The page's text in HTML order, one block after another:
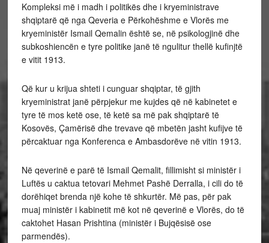
Kompleksi më i madh i politikës dhe i kryeministrave
shqiptarë që nga Qeveria e Përkohëshme e Vlorës me
kryeministër Ismail Qemalin është se, në psikologjinë dhe
subkoshiencën e tyre politike janë të ngulitur thellë kufinjtë
e vitit 1913.
Që kur u krijua shteti i cunguar shqiptar, të gjith
kryeministrat janë përpjekur me kujdes që në kabinetet e
tyre të mos ketë ose, të ketë sa më pak shqiptarë të
Kosovës, Çamërisë dhe trevave që mbetën jasht kufijve të
përcaktuar nga Konferenca e Ambasdorëve në vitin 1913.
Në qeverinë e parë të Ismail Qemalit, fillimisht si ministër i
Luftës u caktua tetovari Mehmet Pashë Derralla, i cili do të
dorëhiqet brenda një kohe të shkurtër. Më pas, për pak
muaj ministër i kabinetit më kot në qeverinë e Vlorës, do të
caktohet Hasan Prishtina (ministër i Bujqësisë ose
parmendës).